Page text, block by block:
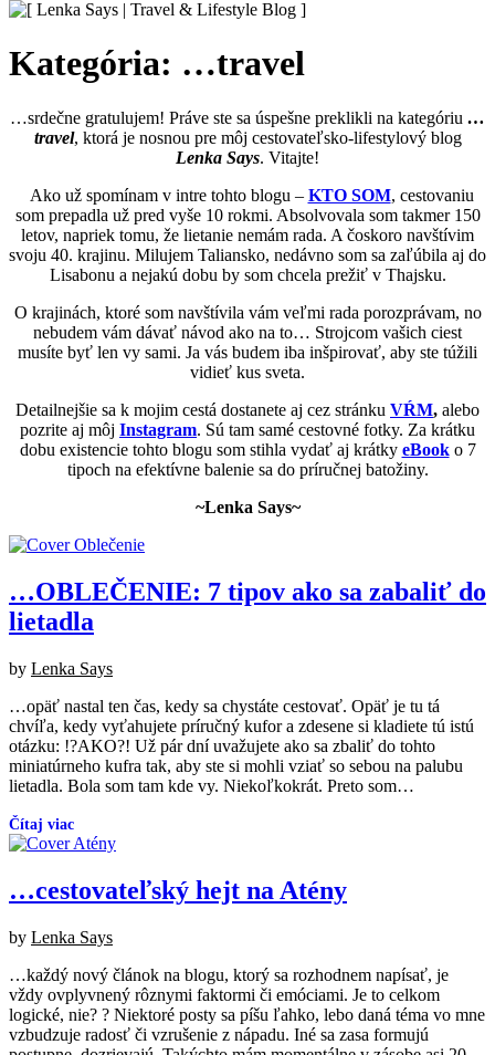
Kategória: …travel
…srdečne gratulujem! Práve ste sa úspešne preklikli na kategóriu …
travel, ktorá je nosnou pre môj cestovateľsko-lifestylový blog
Lenka Says. Vitajte!
Ako už spomínam v intre tohto blogu – KTO SOM, cestovaniu
som prepadla už pred vyše 10 rokmi. Absolvovala som takmer 150
letov, napriek tomu, že lietanie nemám rada. A čoskoro navštívim
svoju 40. krajinu. Milujem Taliansko, nedávno som sa zaľúbila aj do
Lisabonu a nejakú dobu by som chcela prežiť v Thajsku.
O krajinách, ktoré som navštívila vám veľmi rada porozprávam, no
nebudem vám dávať návod ako na to… Strojcom vašich ciest
musíte byť len vy sami. Ja vás budem iba inšpirovať, aby ste túžili
vidieť kus sveta.
Detailnejšie sa k mojim cestá dostanete aj cez stránku VŔM, alebo
pozrite aj môj Instagram. Sú tam samé cestovné fotky. Za krátku
dobu existencie tohto blogu som stihla vydať aj krátky eBooko 7
tipoch na efektívne balenie sa do príručnej batožiny.
~Lenka Says~
…OBLEČENIE: 7 tipov ako sa zabaliť do
lietadla
Posted
01/201912/2025
by Lenka Says
…opäť nastal ten čas, kedy sa chystáte cestovať. Opäť je tu tá
chvíľa, kedy vyťahujete príručný kufor a zdesene si kladiete tú istú
otázku: !?AKO?! Už pár dní uvažujete ako sa zbaliť do tohto
miniatúrneho kufra tak, aby ste si mohli vziať so sebou na palubu
lietadla. Bola som tam kde vy. Niekoľkokrát. Preto som…
…cestovateľský hejt na Atény
Posted
08/201812/2025
by Lenka Says
…každý nový článok na blogu, ktorý sa rozhodnem napísať, je
vždy ovplyvnený rôznymi faktormi či emóciami. Je to celkom
logické, nie? ? Niektoré posty sa píšu ľahko, lebo daná téma vo mne
vzbudzuje radosť či vzrušenie z nápadu. Iné sa zasa formujú